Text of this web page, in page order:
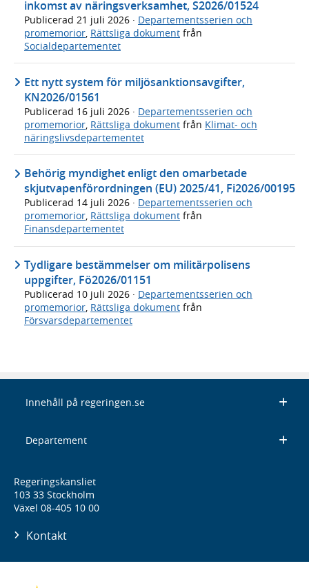
inkomst av näringsverksamhet, S2026/01524
Publicerad 21 juli 2026 · Departementsserien och
promemorior, Rättsliga dokument från
Socialdepartementet
Ett nytt system för miljösanktionsavgifter,
KN2026/01561
Publicerad 16 juli 2026 · Departementsserien och
promemorior, Rättsliga dokument från Klimat- och
näringslivsdepartementet
Behörig myndighet enligt den omarbetade
skjutvapenförordningen (EU) 2025/41, Fi2026/00195
Publicerad 14 juli 2026 · Departementsserien och
promemorior, Rättsliga dokument från
Finansdepartementet
Tydligare bestämmelser om militärpolisens
uppgifter, Fö2026/01151
Publicerad 10 juli 2026 · Departementsserien och
promemorior, Rättsliga dokument från
Försvarsdepartementet
Innehåll på regeringen.se
Departement
Regeringskansliet
103 33 Stockholm
Växel 08-405 10 00
Kontakt